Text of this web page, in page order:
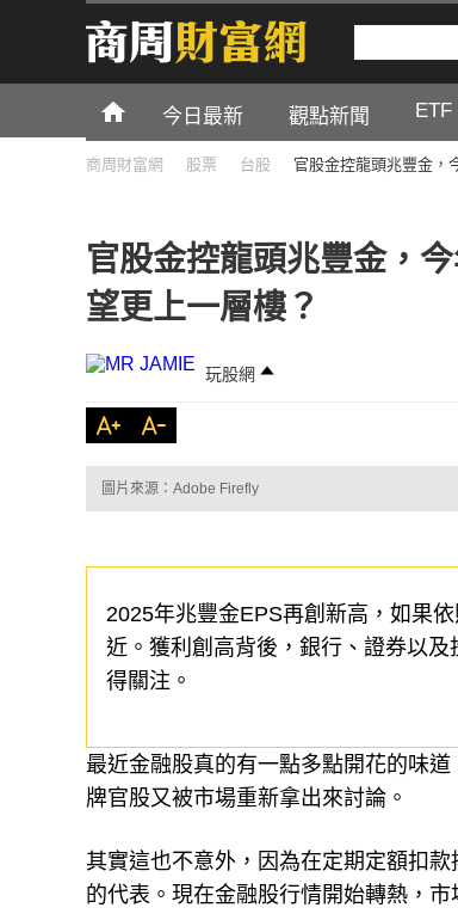
今日最新 觀點新聞 ETF
商周財富網 股票 台股 官股金控龍頭兆豐金，
官股金控龍頭兆豐金，
望更上一層樓？
玩股網
圖片來源：Adobe Firefly
2025年兆豐金EPS再創新高，如果
近。獲利創高背後，銀行、證券以
得關注。
最近金融股真的有一點多點開花的味
牌官股又被市場重新拿出來討論。
其實這也不意外，因為在定期定額扣
的代表。現在金融股行情開始轉熱，